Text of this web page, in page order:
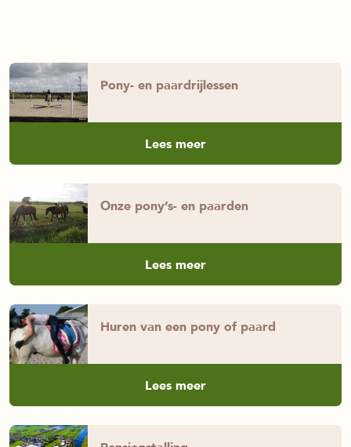
Pony- en paardrijlessen
Lees meer
Onze pony’s- en paarden
Lees meer
Huren van een pony of paard
Lees meer